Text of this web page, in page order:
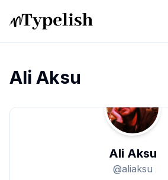
Dünya
Ali Aksu
Ali Aksu
@aliaksu